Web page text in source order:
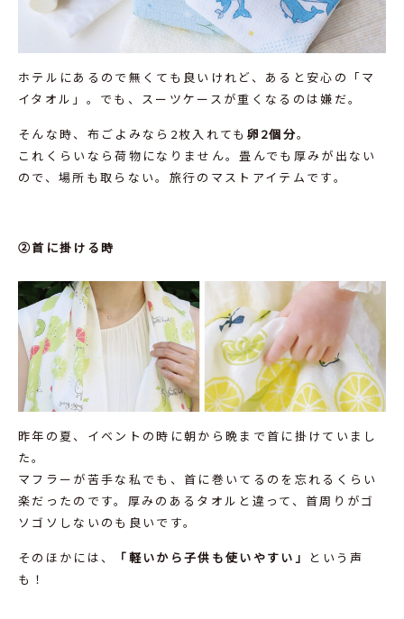
ホテルにあるので無くても良いけれど、あると安心の「マ
イタオル」。でも、スーツケースが重くなるのは嫌だ。
そんな時、布ごよみなら2枚入れても 卵2個分。
これくらいなら荷物になりません。畳んでも厚みが出ない
ので、場所も取らない。旅行のマストアイテムです。
②首に掛ける時
昨年の夏、イベントの時に朝から晩まで首に掛けていまし
た。
マフラーが苦手な私でも、首に巻いてるのを忘れるくらい
楽だったのです。厚みのあるタオルと違って、首周りがゴ
ソゴソしないのも良いです。
そのほかには、 「軽いから子供も使いやすい」
という声
も！